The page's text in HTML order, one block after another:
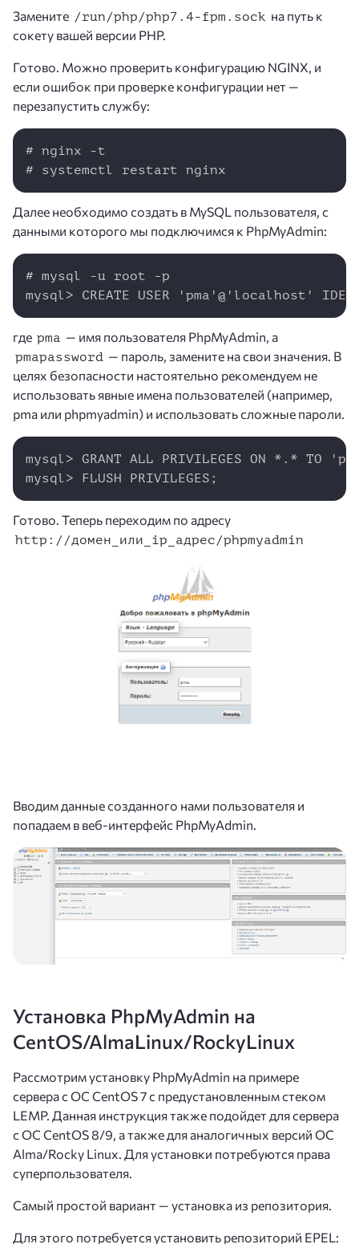
Замените /run/php/php7.4-fpm.sock на путь к
сокету вашей версии PHP.
Готово. Можно проверить конфигурацию NGINX, и
если ошибок при проверке конфигурации нет —
перезапустить службу:
# nginx -t
# systemctl restart nginx
Далее необходимо создать в MySQL пользователя, с
данными которого мы подключимся к PhpMyAdmin:
# mysql -u root -p
mysql> CREATE USER 'pma'@'localhost'
где pma — имя пользователя PhpMyAdmin, а
pmapassword — пароль, замените на свои значения. В
целях безопасности настоятельно рекомендуем не
использовать явные имена пользователей (например,
pma или phpmyadmin) и использовать сложные пароли.
mysql> GRANT ALL PRIVILEGES ON *.* TO
mysql> FLUSH PRIVILEGES;
Готово. Теперь переходим по адресу
http://домен_или_ip_адрес/phpmyadmin
Вводим данные созданного нами пользователя и
попадаем в веб-интерфейс PhpMyAdmin.
Установка PhpMyAdmin на
CentOS/AlmaLinux/RockyLinux
Рассмотрим установку PhpMyAdmin на примере
сервера с ОС CentOS 7 с предустановленным стеком
LEMP. Данная инструкция также подойдет для сервера
с ОС CentOS 8/9, а также для аналогичных версий ОС
Alma/Rocky Linux. Для установки потребуются права
суперпользователя.
Самый простой вариант — установка из репозитория.
Для этого потребуется установить репозиторий EPEL: